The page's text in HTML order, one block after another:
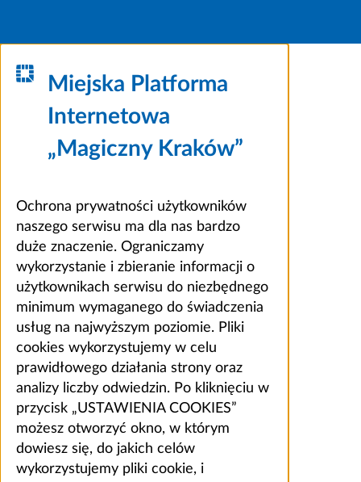
Miejska Platforma
Internetowa
„Magiczny Kraków”
Ochrona prywatności użytkowników
naszego serwisu ma dla nas bardzo
duże znaczenie. Ograniczamy
wykorzystanie i zbieranie informacji o
użytkownikach serwisu do niezbędnego
minimum wymaganego do świadczenia
usług na najwyższym poziomie. Pliki
cookies wykorzystujemy w celu
prawidłowego działania strony oraz
analizy liczby odwiedzin. Po kliknięciu w
przycisk „USTAWIENIA COOKIES”
możesz otworzyć okno, w którym
dowiesz się, do jakich celów
wykorzystujemy pliki cookie, i